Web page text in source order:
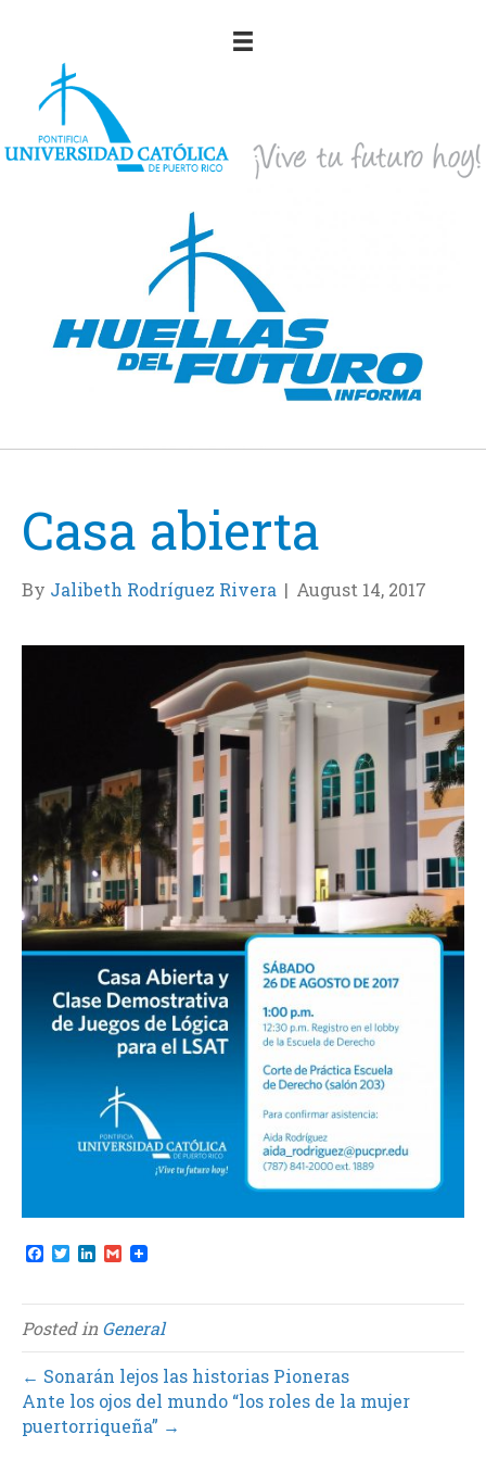
Casa abierta
By Jalibeth Rodríguez Rivera | August 14, 2017
F
a
e
b
o
o
k
T
w
t
t
e
r
L
k
e
d
I
n
G
m
i
l
Posted inGeneral
← Sonarán lejos las historias Pioneras
Ante los ojos del mundo “los roles de la mujer
puertorriqueña” →